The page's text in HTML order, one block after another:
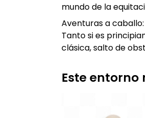
mundo de la
Aventuras a
Tanto si es
clásica, salto de
Este